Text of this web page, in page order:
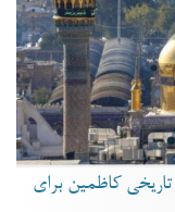
کاظمین برای